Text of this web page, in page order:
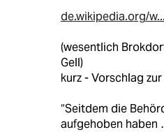
de.wikipedia.org/
(wesentlich
Gell)
kurz - Vorschlag zur
“Seitdem die
aufgehoben haben